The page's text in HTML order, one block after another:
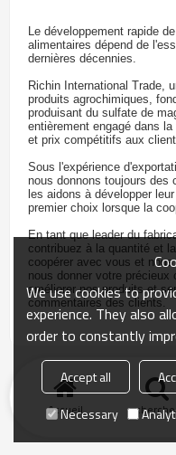
Le développement rapide
alimentaires dépend de
dernières décennies.
Richin International Trade,
produits agrochimiques,
produisant du sulfate de
entièrement engagé dans
et prix compétitifs aux
Sous l'expérience
nous donnons toujours des
les aidons à développer
premier choix lorsque la
En tant que leader du
contribuez à la quantité et
coopérer avec vous et
nous donner votre
améliorer nos produits et
commentaires des clients.
Accueil
We use cookies to
experience. They also
order to constantly
Accept all
Necessary